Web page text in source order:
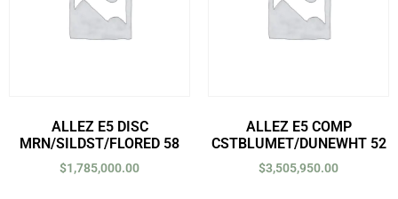
ALLEZ E5 DISC
MRN/SILDST/FLORED 58
$1,785,000.00
ALLEZ E5 COMP
CSTBLUMET/DUNEWHT 52
$3,505,950.00